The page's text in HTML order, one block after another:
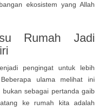
ekosistem yang Allah
Rumah Jadi
pengingat untuk lebih
ulama melihat ini
sebagai pertanda gaib
ke rumah kita adalah